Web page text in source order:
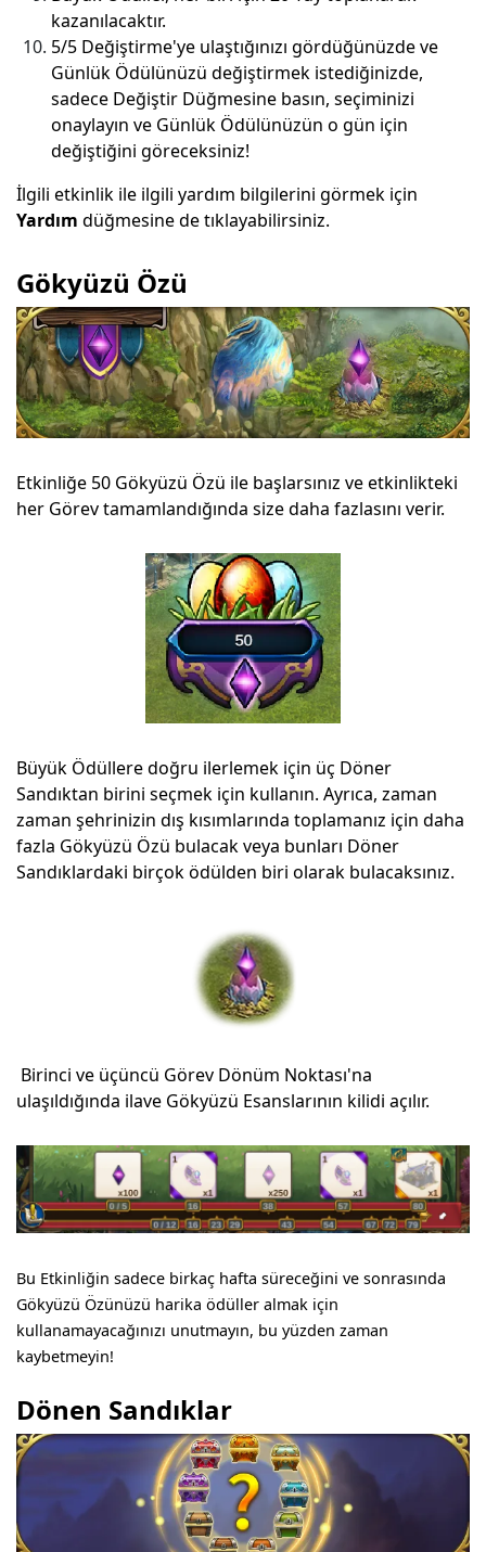
kazanılacaktır.
5/5 Değiştirme'ye ulaştığınızı gördüğünüzde ve
Günlük Ödülünüzü değiştirmek istediğinizde,
sadece Değiştir Düğmesine basın, seçiminizi
onaylayın ve Günlük Ödülünüzün o gün için
değiştiğini göreceksiniz!
İlgili etkinlik ile ilgili yardım bilgilerini görmek için
Yardım düğmesine de tıklayabilirsiniz.
Gökyüzü Özü
Etkinliğe 50 Gökyüzü Özü ile başlarsınız ve etkinlikteki
her Görev tamamlandığında size daha fazlasını verir.
Büyük Ödüllere doğru ilerlemek için üç Döner
Sandıktan birini seçmek için kullanın. Ayrıca, zaman
zaman şehrinizin dış kısımlarında toplamanız için daha
fazla Gökyüzü Özü bulacak veya bunları Döner
Sandıklardaki birçok ödülden biri olarak bulacaksınız.
Birinci ve üçüncü Görev Dönüm Noktası'na
ulaşıldığında ilave Gökyüzü Esanslarının kilidi açılır.
Bu Etkinliğin sadece birkaç hafta süreceğini ve sonrasında
Gökyüzü Özünüzü harika ödüller almak için
kullanamayacağınızı unutmayın, bu yüzden zaman
kaybetmeyin!
Dönen Sandıklar